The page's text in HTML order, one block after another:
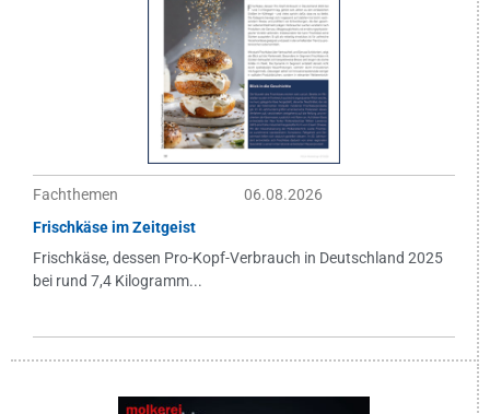
Fachthemen
06.08.2026
Frischkäse im Zeitgeist
Frischkäse, dessen Pro-Kopf-Verbrauch in Deutschland 2025
bei rund 7,4 Kilogramm...